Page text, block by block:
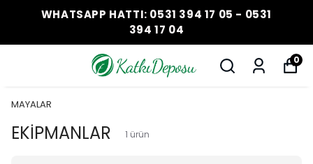
WHATSAPP HATTI: 0531 394 17 05 - 0531
394 17 04
0
MAYALAR
EKİPMANLAR 1 ürün